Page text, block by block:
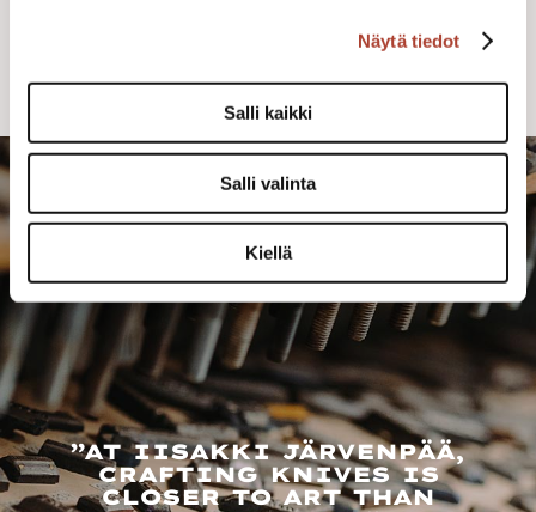
Näytä tiedot
Salli kaikki
Salli valinta
Kiellä
”AT IISAKKI JÄRVENPÄÄ,
CRAFTING KNIVES IS
CLOSER TO ART THAN